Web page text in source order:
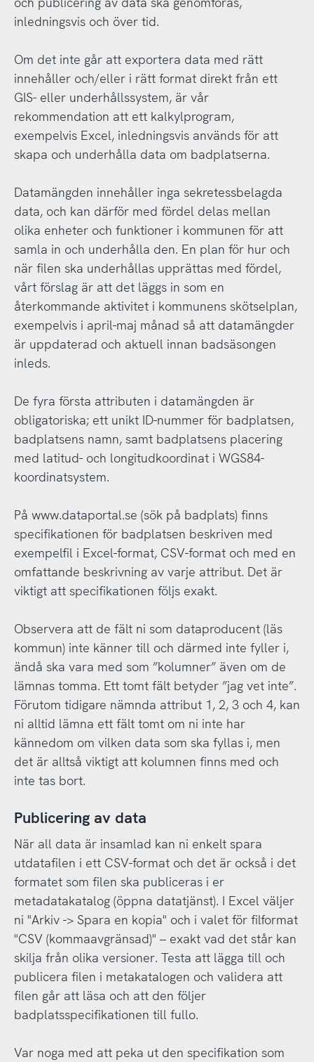
inledningsvis och över tid.
Om det inte går att exportera data med rätt
innehåller och/eller i rätt format direkt från ett
GIS- eller underhållssystem, är vår
rekommendation att ett kalkylprogram,
exempelvis Excel, inledningsvis används för att
skapa och underhålla data om badplatserna.
Datamängden innehåller inga sekretessbelagda
data, och kan därför med fördel delas mellan
olika enheter och funktioner i kommunen för att
samla in och underhålla den. En plan för hur och
när filen ska underhållas upprättas med fördel,
vårt förslag är att det läggs in som en
återkommande aktivitet i kommunens skötselplan,
exempelvis i april-maj månad så att datamängder
är uppdaterad och aktuell innan badsäsongen
inleds.
De fyra första attributen i datamängden är
obligatoriska; ett unikt ID-nummer för badplatsen,
badplatsens namn, samt badplatsens placering
med latitud- och longitudkoordinat i WGS84-
koordinatsystem.
På www.dataportal.se (sök på badplats) finns
specifikationen för badplatsen beskriven med
exempelfil i Excel-format, CSV-format och med en
omfattande beskrivning av varje attribut. Det är
viktigt att specifikationen följs exakt.
Observera att de fält ni som dataproducent (läs
kommun) inte känner till och därmed inte fyller i,
ändå ska vara med som ”kolumner” även om de
lämnas tomma. Ett tomt fält betyder ”jag vet inte”.
Förutom tidigare nämnda attribut 1, 2, 3 och 4, kan
ni alltid lämna ett fält tomt om ni inte har
kännedom om vilken data som ska fyllas i, men
det är alltså viktigt att kolumnen finns med och
inte tas bort.
Publicering av data
När all data är insamlad kan ni enkelt spara
utdatafilen i ett CSV-format och det är också i det
formatet som filen ska publiceras i er
metadatakatalog (öppna datatjänst). I Excel väljer
ni "Arkiv -> Spara en kopia" och i valet för filformat
"CSV (kommaavgränsad)" – exakt vad det står kan
skilja från olika versioner. Testa att lägga till och
publicera filen i metakatalogen och validera att
filen går att läsa och att den följer
badplatsspecifikationen till fullo.
Var noga med att peka ut den specifikation som